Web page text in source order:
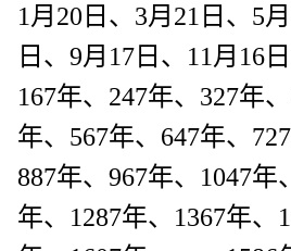
1月20日、3月21日、5
日、9月17日、11月16
167年、247年、327年
年、567年、647年、
887年、967年、1047年
年、1287年、1367年、